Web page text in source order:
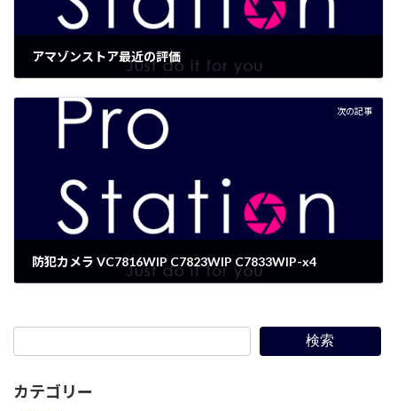
アマゾンストア最近の評価
次の記事
防犯カメラ VC7816WIP C7823WIP C7833WIP-x4
検索
カテゴリー